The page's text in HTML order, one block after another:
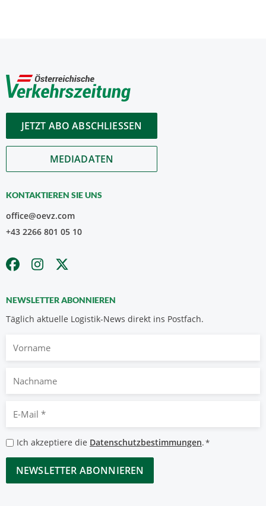
JETZT ABO ABSCHLIESSEN
MEDIADATEN
KONTAKTIEREN SIE UNS
office@oevz.com
+43 2266 801 05 10
NEWSLETTER ABONNIEREN
Täglich aktuelle Logistik-News direkt ins Postfach.
Nachname
Mail
*
Datenschutzbestimmungen
*
Ich akzeptiere die Datenschutzbestimmungen.*
CAPTCHA